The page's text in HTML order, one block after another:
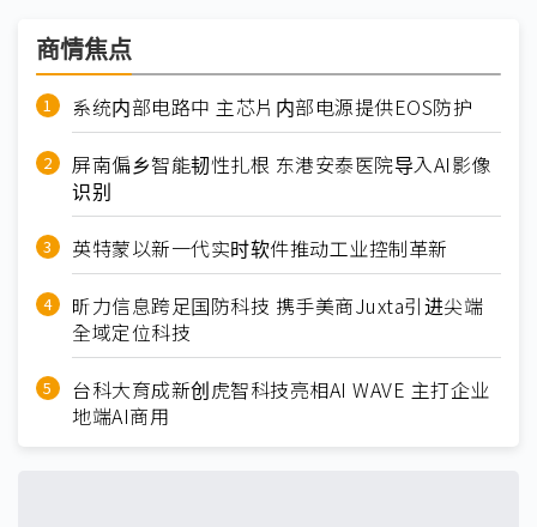
商情焦点
系统内部电路中 主芯片内部电源提供EOS防护
屏南偏乡智能韧性扎根 东港安泰医院导入AI影像
识别
英特蒙以新一代实时软件推动工业控制革新
昕力信息跨足国防科技 携手美商Juxta引进尖端
全域定位科技
台科大育成新创虎智科技亮相AI WAVE 主打企业
地端AI商用